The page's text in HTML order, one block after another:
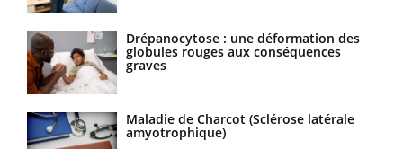
Drépanocytose : une déformation des
globules rouges aux conséquences
graves
Maladie de Charcot (Sclérose latérale
amyotrophique)